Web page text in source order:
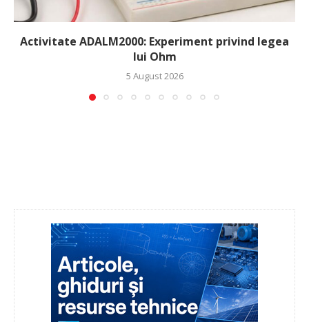
Activitate ADALM2000: Experiment privind legea
lui Ohm
5 August 2026